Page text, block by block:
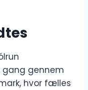
gennem
hvor fælles